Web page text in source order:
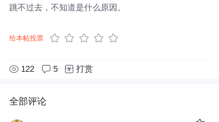
跳不过去，不知道是什么原因。
给本帖投票
122 5 打赏
全部评论